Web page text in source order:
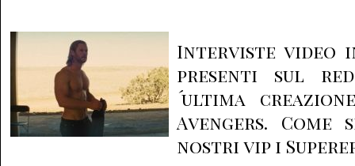
Interviste video
presenti sul
´ultima
Avengers. Come
nostri vip i